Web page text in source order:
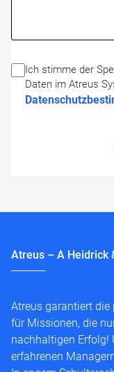
Ich stimme der
Daten im Atreus
Atreus – A Heidrick
Atreus garantiert
für Missionen, die
nachhaltigen Erfolg!
erfahrenen